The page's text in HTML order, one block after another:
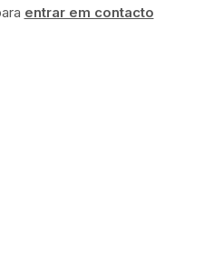
entrar em contacto